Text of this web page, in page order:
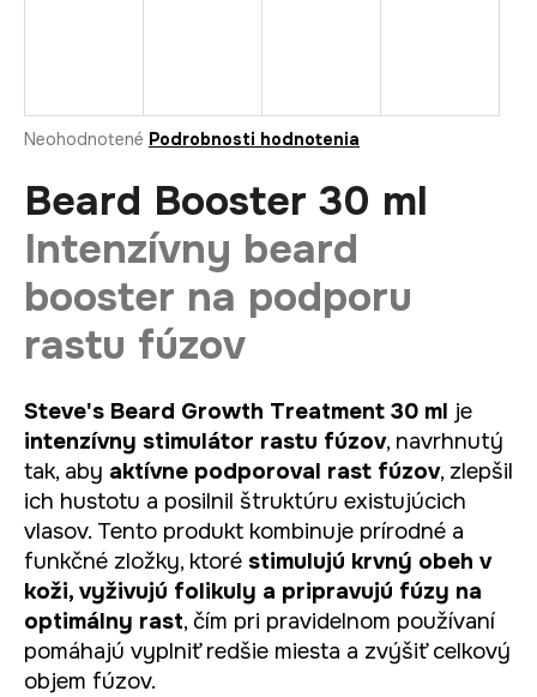
Priemerné
produktu
je
0,0
hviezdičiek.
Neohodnotené Podrobnosti hodnotenia
Beard Booster 30 ml
Intenzívny beard
booster na podporu
rastu fúzov
Steve's Beard Growth Treatment 30 ml je
intenzívny stimulátor rastu fúzov, navrhnutý
tak, aby aktívne podporoval rast fúzov, zlepšil
ich hustotu a posilnil štruktúru existujúcich
vlasov. Tento produkt kombinuje prírodné a
funkčné zložky, ktoré stimulujú krvný obeh v
koži, vyživujú folikuly a pripravujú fúzy na
optimálny rast, čím pri pravidelnom používaní
pomáhajú vyplniť redšie miesta a zvýšiť celkový
objem fúzov.
ť
?
HĽADAŤ
d
p
o
r
ú
č
a
m
e